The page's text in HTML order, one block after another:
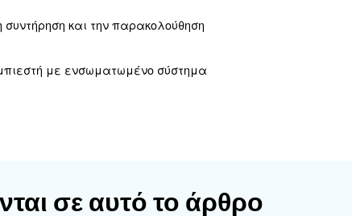
αυτόματα την ταχύτητα του
κίνησης και του σχεδιασμού του
έως και 35%.
ζώνη, ράβδους περονοφόρου